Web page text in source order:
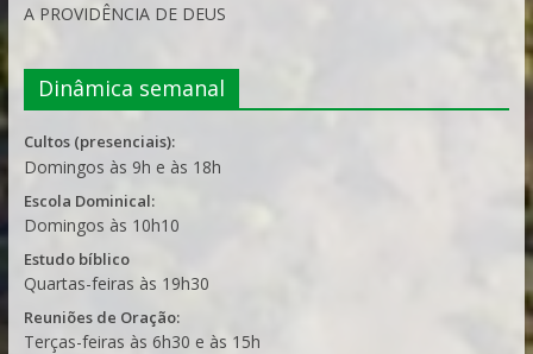
A PROVIDÊNCIA DE DEUS
Dinâmica semanal
Cultos (presenciais):
Domingos às 9h e às 18h
Escola Dominical:
Domingos às 10h10
Estudo bíblico
Quartas-feiras às 19h30
Reuniões de Oração:
Terças-feiras às 6h30 e às 15h